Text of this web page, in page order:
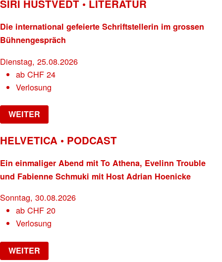
SIRI HUSTVEDT • LITERATUR
Die international gefeierte Schriftstellerin im grossen
Bühnengespräch
Dienstag, 25.08.2026
abCHF 24
Verlosung
WEITER
HELVETICA • PODCAST
Ein einmaliger Abend mit To Athena, Evelinn Trouble
und Fabienne Schmuki mit Host Adrian Hoenicke
Sonntag, 30.08.2026
abCHF 20
Verlosung
WEITER